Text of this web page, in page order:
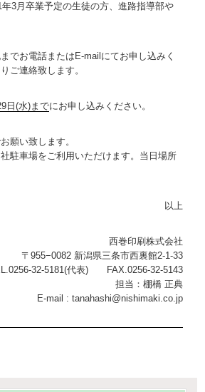
3月卒業予定の生徒の方、進路指導部や
お電話またはE-mailにてお申し込みく
ご連絡致します。
日(水)までにお申し込みください。
願い致します。
駐車場をご利用いただけます。当日場所
以上
西巻印刷株式会社
〒955−0082 新潟県三条市西裏館2-1-33
32-5181(代表) FAX.0256-32-5143
担当：棚橋 正典
E-mail : tanahashi@nishimaki.co.jp